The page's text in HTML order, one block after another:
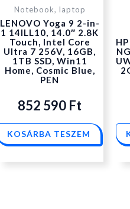
Notebook, laptop
LENOVO Yoga 9 2-in-
1 14ILL10, 14.0″ 2.8K
Touch, Intel Core
Ultra 7 256V, 16GB,
1TB SSD, Win11
Home, Cosmic Blue,
PEN
852 590 Ft
KOSÁRBA TESZEM